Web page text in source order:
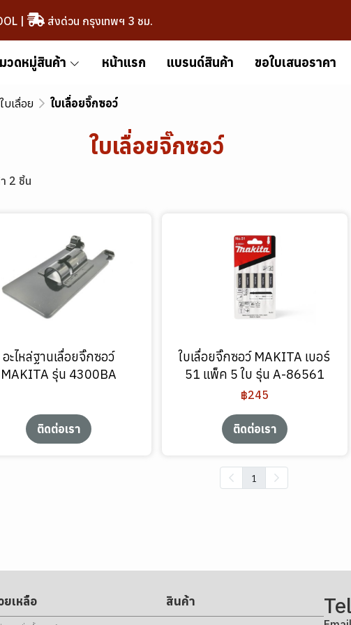
| ส่งด่วน กรุงเทพฯ 3 ชม.
วดหมู่สินค้า หน้าแรก แบรนด์สินค้า ขอใบเสนอราคา
ใบเลื่อย ใบเลื่อยจิ๊กซอว์
ใบเลื่อยจิ๊กซอว์
2 ชิ้น
อะไหล่ฐานเลื่อยจิ๊กซอว์
MAKITA รุ่น 4300BA
ติดต่อเรา
ใบเลื่อยจิ๊กซอว์ MAKITA เบอร์
51 แพ็ค 5 ใบ รุ่น A-86561
฿245
ติดต่อเรา
1
ยเหลือ สินค้า